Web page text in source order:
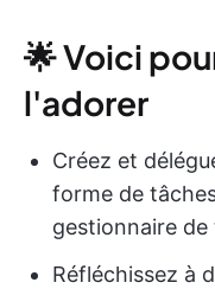
🌟 Voici
l'adorer
Créez et
forme de
gestionnaire
Réfléchissez à